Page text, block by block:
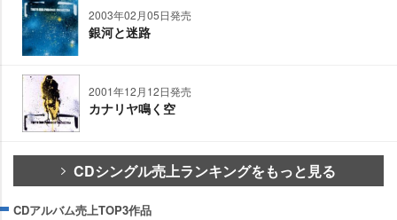
2003年02月05日発売
銀河と迷路
2001年12月12日発売
カナリヤ鳴く空
CDシングル売上ランキングをもっと見る
CDアルバム売上TOP3作品